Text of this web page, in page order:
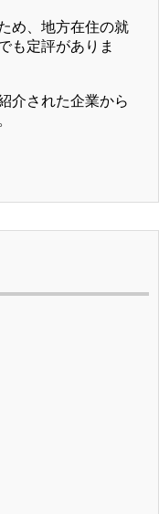
め、地方在住の就
も定評がありま
介された企業から